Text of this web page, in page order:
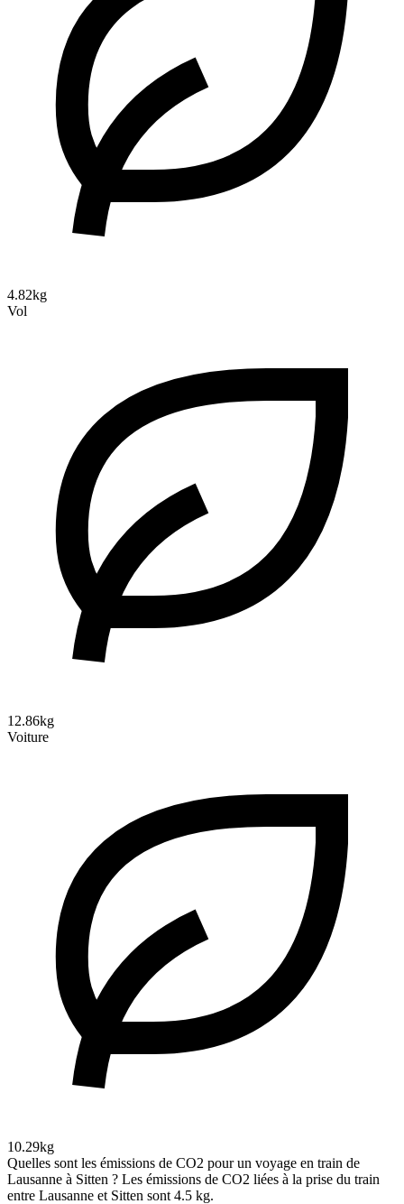
4.82kg
Vol
12.86kg
Voiture
10.29kg
Quelles sont les émissions de CO2 pour un voyage en train de
Lausanne à Sitten ? Les émissions de CO2 liées à la prise du train
entre Lausanne et Sitten sont 4.5 kg.